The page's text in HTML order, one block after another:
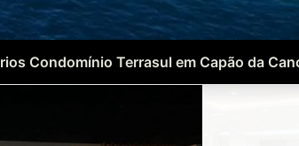
Condomínio Terrasul em Capão da